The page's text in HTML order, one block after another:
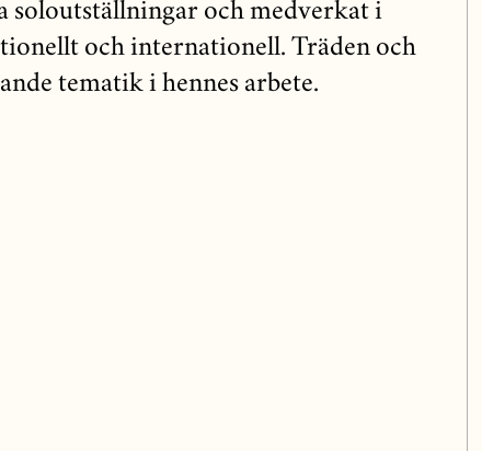
soloutställningar och medverkat i
och internationell. Träden och
tematik i hennes arbete.